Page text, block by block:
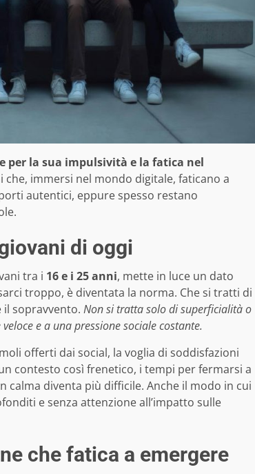
per la sua impulsività e la fatica nel
immersi nel mondo digitale, faticano a
autentici, eppure spesso restano
di oggi
tra i 16 e i 25 anni, mette in luce un dato
troppo, è diventata la norma. Che si tratti di
il sopravvento. Non si tratta solo di superficialità o
e a una pressione sociale costante.
offerti dai social, la voglia di soddisfazioni
contesto così frenetico, i tempi per fermarsi a
diventa più difficile. Anche il modo in cui
e senza attenzione all’impatto sulle
che fatica a emergere